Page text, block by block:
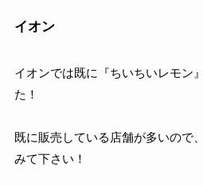
イオン
イオンでは既に『ちいちいレモン
た！
既に販売している店舗が多いので
みて下さい！